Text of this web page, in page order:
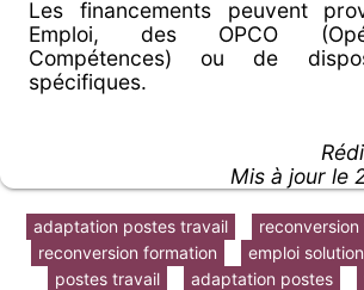
Les financements peuvent
Emploi, des OPCO
Compétences) ou de
spécifiques.
Mis à jour le
adaptation postes travail
emploi
reconversion formation
adaptation postes
postes travail